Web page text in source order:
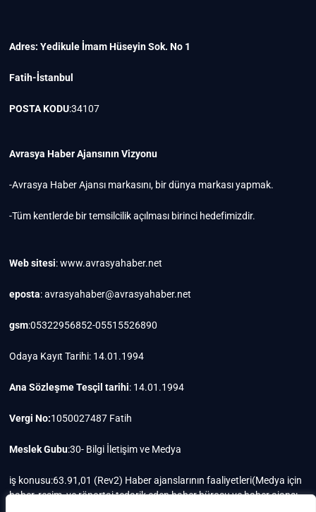
Adres: Yedikule İmam Hüseyin Sok. No 1
Fatih-İstanbul
POSTA KODU:34107
Avrasya Haber Ajansının Vizyonu
-Avrasya Haber Ajansı markasını, bir dünya markası yapmak.
-Tüm kentlerde bir temsilcilik açılması birinci hedefimizdir.
Web sitesi: www.avrasyahaber.net
eposta: avrasyahaber@avrasyahaber.net
gsm:05322956852-05515526890
Odaya Kayıt Tarihi: 14.01.1994
Ana Sözleşme Tesçil tarihi: 14.01.1994
Vergi No:1050027487 Fatih
Meslek Gubu:30- Bilgi İletişim ve Medya
iş konusu:63.91,01 (Rev2) Haber ajanslarının faaliyetleri(Medya için
haber, resim, ve röportaj tedarik eden haber bürosu ve haber ajansı